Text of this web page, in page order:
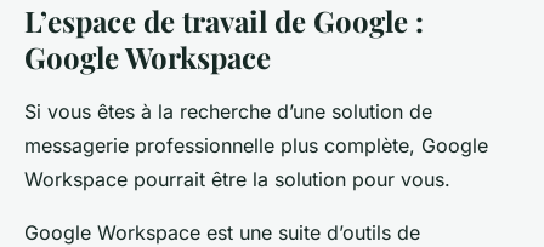
L’espace de travail de Google :
Google Workspace
Si vous êtes à la recherche d’une solution de
messagerie professionnelle plus complète, Google
Workspace pourrait être la solution pour vous.
Google Workspace est une suite d’outils de